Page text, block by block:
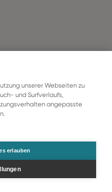
unserer Webseiten zu
und Surfverlaufs,
angepasste
erlauben